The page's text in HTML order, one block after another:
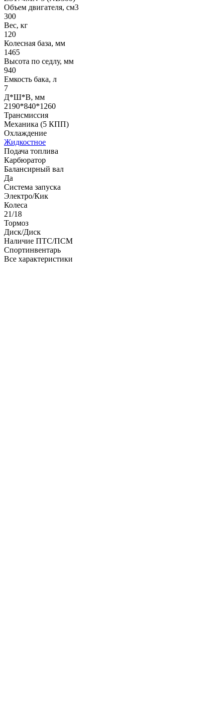
Объем двигателя, см3
300
Вес, кг
120
Колесная база, мм
1465
Высота по седлу, мм
940
Емкость бака, л
7
Д*Ш*В, мм
2190*840*1260
Трансмиссия
Механика (5 КПП)
Охлаждение
Жидкостное
Подача топлива
Карбюратор
Балансирный вал
Да
Система запуска
Электро/Кик
Колеса
21/18
Тормоз
Диск/Диск
Наличие ПТС/ПСМ
Спортинвентарь
Все характеристики